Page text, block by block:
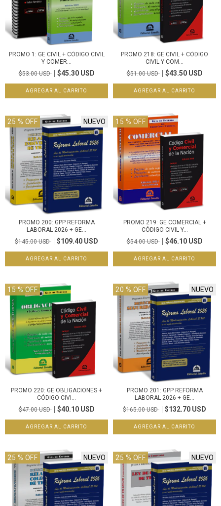
PROMO 1: GE CIVIL + CÓDIGO CIVIL
Y COMER...
$53.00 USD
$45.30 USD
PROMO 218: GE CIVIL + CÓDIGO
CIVIL Y COM...
$51.00 USD
$43.50 USD
25 % OFF NUEVO
PROMO 200: GPP REFORMA
LABORAL 2026 + GE...
$145.00 USD
$109.40 USD
15 % OFF
PROMO 219: GE COMERCIAL +
CÓDIGO CIVIL Y...
$54.00 USD
$46.10 USD
15% OFF
PROMO 220: GE OBLIGACIONES +
CÓDIGO CIVI...
$47.00 USD
$40.10 USD
20 % OFF NUEVO
PROMO 201: GPP REFORMA
LABORAL 2026 + GE...
$165.00 USD
$132.70 USD
25 % OFF NUEVO 25 % OFF NUEVO